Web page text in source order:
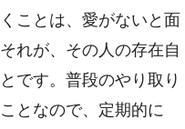
ことは、愛がないと面
れが、その人の存在自
です。普段のやり取り
となので、定期的に